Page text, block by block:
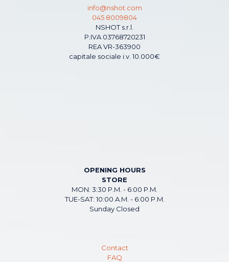
info@nshot.com
045 8009804
NSHOT s.r.l.
P.IVA 03768720231
REA VR-363900
capitale sociale i.v. 10.000€
OPENING HOURS
STORE
MON: 3:30 P.M. - 6:00 P.M.
TUE-SAT: 10:00 A.M. - 6:00 P.M.
Sunday Closed
Contact
FAQ